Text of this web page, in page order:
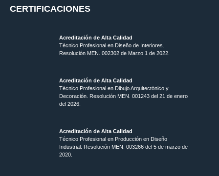
CERTIFICACIONES
Acreditación de Alta Calidad
Técnico Profesional en Diseño de Interiores.
Resolución MEN. 002302 de Marzo 1 de 2022.
Acreditación de Alta Calidad
Técnico Profesional en Dibujo Arquitectónico y
Decoración. Resolución MEN. 001243 del 21 de enero
del 2026.
Acreditación de Alta Calidad
Técnico Profesional en Producción en Diseño
Industrial. Resolución MEN. 003266 del 5 de marzo de
2020.